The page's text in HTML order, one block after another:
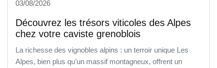
03/08/2026
Découvrez les trésors viticoles des Alpes
chez votre caviste grenoblois
La richesse des vignobles alpins : un terroir unique Les
Alpes, bien plus qu’un massif montagneux, offrent un